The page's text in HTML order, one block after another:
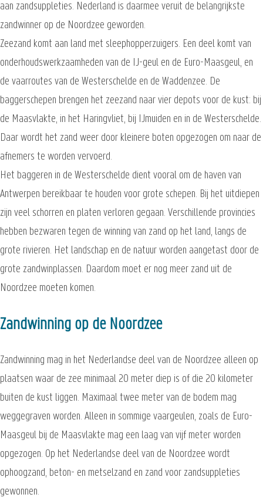
aan zandsuppleties. Nederland is daarmee veruit de belangrijkste
zandwinner op de Noordzee geworden.
Zeezand komt aan land met sleephopperzuigers. Een deel komt van
onderhoudswerkzaamheden van de IJ-geul en de Euro-Maasgeul, en
de vaarroutes van de Westerschelde en de Waddenzee. De
baggerschepen brengen het zeezand naar vier depots voor de kust: bij
de Maasvlakte, in het Haringvliet, bij IJmuiden en in de Westerschelde.
Daar wordt het zand weer door kleinere boten opgezogen om naar de
afnemers te worden vervoerd.
Het baggeren in de Westerschelde dient vooral om de haven van
Antwerpen bereikbaar te houden voor grote schepen. Bij het uitdiepen
zijn veel schorren en platen verloren gegaan. Verschillende provincies
hebben bezwaren tegen de winning van zand op het land, langs de
grote rivieren. Het landschap en de natuur worden aangetast door de
grote zandwinplassen. Daardom moet er nog meer zand uit de
Noordzee moeten komen.
Zandwinning op de Noordzee
Zandwinning mag in het Nederlandse deel van de Noordzee alleen op
plaatsen waar de zee minimaal 20 meter diep is of die 20 kilometer
buiten de kust liggen. Maximaal twee meter van de bodem mag
weggegraven worden. Alleen in sommige vaargeulen, zoals de Euro-
Maasgeul bij de Maasvlakte mag een laag van vijf meter worden
opgezogen. Op het Nederlandse deel van de Noordzee wordt
ophoogzand, beton- en metselzand en zand voor zandsuppleties
gewonnen.